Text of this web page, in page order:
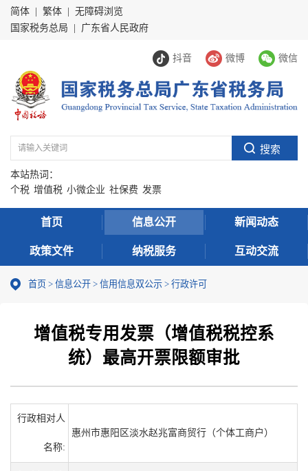
简体 繁体
无障碍浏览
国家税务总局
广东省人民政府
抖音 微博 微信
本站热词：
个税 增值税 小微企业 社保费 发票
首页 信息公开 新闻动态
政策文件 纳税服务 互动交流
首页 > 信息公开 > 信用信息双公示 > 行政许可
增值税专用发票（增值税税控系
统）最高开票限额审批
行政相对人
名称:
惠州市惠阳区淡水赵兆富商贸行（个体工商户）